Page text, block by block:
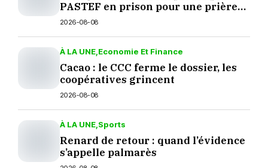
PASTEF en prison pour une prière
sur TikTok
2026-08-08
À LA UNE Economie Et Finance
Cacao : le CCC ferme le dossier, les
coopératives grincent
2026-08-08
À LA UNE Sports
Renard de retour : quand l’évidence
s’appelle palmarès